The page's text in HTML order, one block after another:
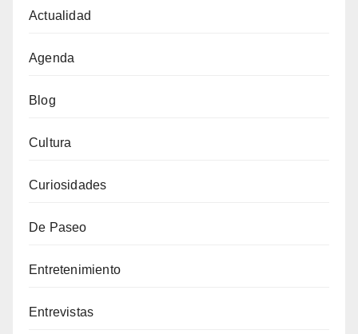
Actualidad
Agenda
Blog
Cultura
Curiosidades
De Paseo
Entretenimiento
Entrevistas